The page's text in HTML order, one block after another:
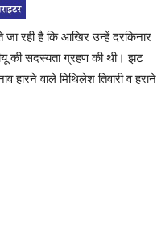
जा रही है कि आखिर उन्हें दरकिनार
की सदस्यता ग्रहण की थी। झट
वाले मिथिलेश तिवारी व हराने